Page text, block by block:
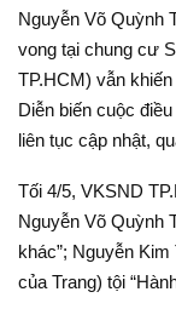
Nguyễn Võ Quỳnh
vong tại chung cư
TP.HCM) vẫn
Diễn biến cuộc
liên tục cập nhật,
Tối 4/5, VKSND
Nguyễn Võ Quỳnh
khác”; Nguyễn
của Trang) tội